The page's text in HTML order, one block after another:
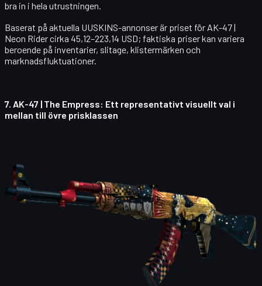
bra in i hela utrustningen.
Baserat på aktuella UUSKINS-annonser är priset för AK-47 |
Neon Ridercirka 45,12–223,14 USD; faktiska priser kan variera
beroende på inventarier, slitage, klistermärken och
marknadsfluktuationer.
7. AK-47 | The Empress: Ett representativt visuellt val i
mellan till övre prisklassen